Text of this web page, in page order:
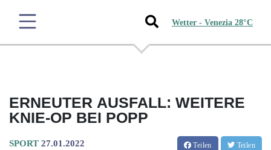
Wetter - Venezia 28°C
ERNEUTER AUSFALL: WEITERE
KNIE-OP BEI POPP
SPORT 27.01.2022 Teilen Teilen